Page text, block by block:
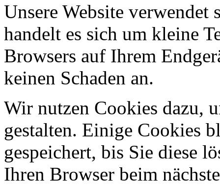
Unsere Website verwendet
handelt es sich um kleine
Browsers auf Ihrem
keinen Schaden an.
Wir nutzen Cookies dazu,
gestalten. Einige Cookies
gespeichert, bis Sie diese
Ihren Browser beim